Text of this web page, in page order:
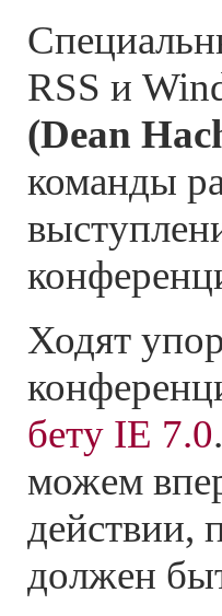
RSS и
(Dean
команды
Ходят
бету IE 7.0
можем
действии,
должен